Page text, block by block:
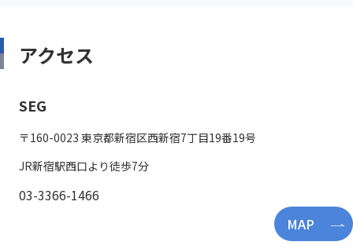
アクセス
SEG
〒160-0023 東京都新宿区西新宿7丁目19番19号
JR新宿駅西口より徒歩7分
03-3366-1466
MAP